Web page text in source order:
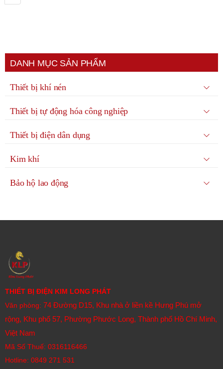
DANH MỤC SẢN PHẨM
Thiết bị khí nén
Thiết bị tự động hóa công nghiệp
Thiết bị điện dân dụng
Kim khí
Bảo hộ lao động
THIẾT BỊ ĐIỆN KIM LONG PHÁT
Văn phòng: 74 Đường D15, Khu nhà ở liền kề Hưng Phú mở
rộng, Khu phố 57, Phường Phước Long, Thành phố Hồ Chí Minh,
Việt Nam
Mã Số Thuế: 0316116466
Hotline: 0849 271 531